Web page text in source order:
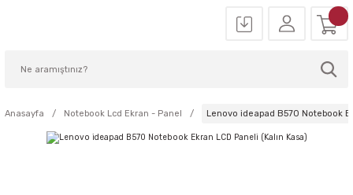
Anasayfa Notebook Lcd Ekran - Panel Lenovo ideapad B570 Notebook